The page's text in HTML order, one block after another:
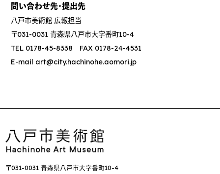
問い合わせ先・提出先
八戸市美術館 広報担当
〒031-0031 青森県八戸市大字番町10-4
TEL 0178-45-8338 FAX 0178-24-4531
E-mail art@city.hachinohe.aomori.jp
〒031-0031 青森県八戸市大字番町10-4